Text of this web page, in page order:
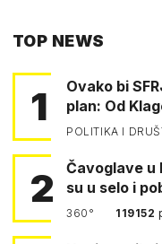
TOP NEWS
1
Ovako bi
plan: Od
POLITIKA I
2
Čavoglave u
su u selo i
360° 119152